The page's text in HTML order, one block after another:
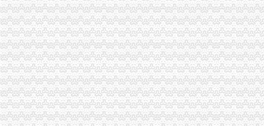
北京乔木公司_乔木厂_生产厂家企业公司
光烟灰缸玻璃公司_光烟灰缸玻璃厂家_公司页-阿里巴巴
农富宝_互动百科
新牌坊注册外贸公司
南宁西乡塘新艺术地坪公司|南宁西乡塘新艺术地坪效果图-南宁西
济南市信息公开-济南市人民办公厅关于印发2016年《工
浙江宋桥镇_百度百科
重庆经济技术开发区-搜百科
【外贸企业】东莞外贸企业名录
加洲注册外贸公司